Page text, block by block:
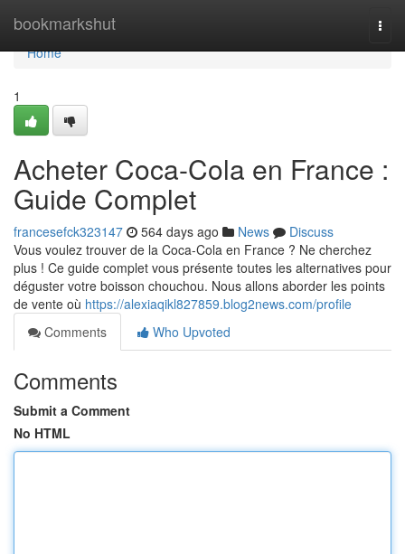
bookmarkshut
Home
Home
1
Acheter Coca-Cola en France :
Guide Complet
francesefck323147 564 days ago News
Discuss
Vous voulez trouver de la Coca-Cola en France ? Ne cherchez
plus ! Ce guide complet vous présente toutes les alternatives pour
déguster votre boisson chouchou. Nous allons aborder les points
de vente où https://alexiaqikl827859.blog2news.com/profile
Comments
Who Upvoted
Comments
Submit a Comment
No HTML